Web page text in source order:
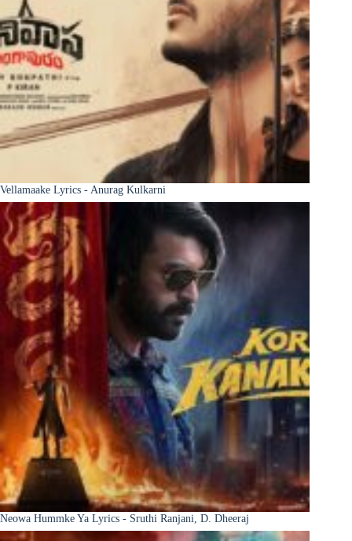
Vellamaake Lyrics - Anurag Kulkarni
Neowa Hummke Ya Lyrics - Sruthi Ranjani, D. Dheeraj